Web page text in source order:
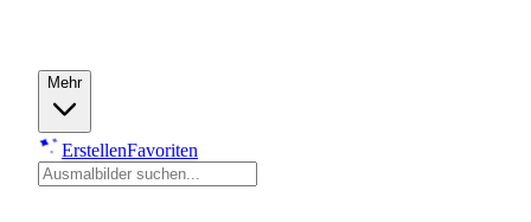
Mehr
ErstellenFavoriten